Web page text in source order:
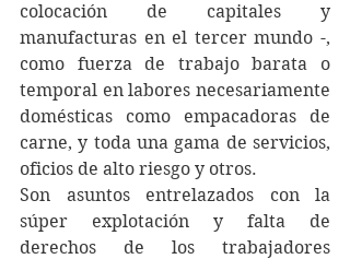
colocación de capitales y
manufacturas en el tercer mundo -,
como fuerza de trabajo barata o
temporal en labores necesariamente
domésticas como empacadoras de
carne, y toda una gama de servicios,
oficios de alto riesgo y otros.
Son asuntos entrelazados con la
súper explotación y falta de
derechos de los trabajadores